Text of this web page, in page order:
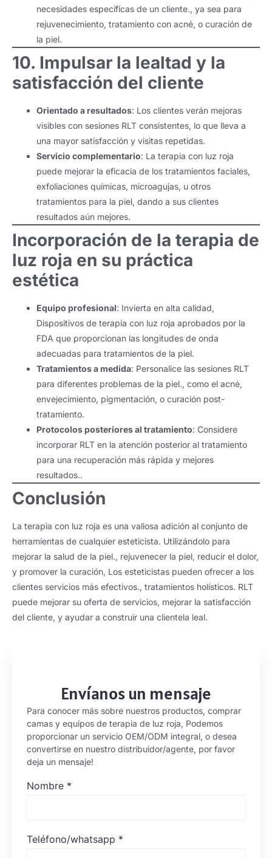
necesidades específicas de un cliente., ya sea para
rejuvenecimiento, tratamiento con acné, o curación de
la piel.
10. Impulsar la lealtad y la
satisfacción del cliente
Orientado a resultados: Los clientes verán mejoras
visibles con sesiones RLT consistentes, lo que lleva a
una mayor satisfacción y visitas repetidas.
Servicio complementario: La terapia con luz roja
puede mejorar la eficacia de los tratamientos faciales,
exfoliaciones químicas, microagujas, u otros
tratamientos para la piel, dando a sus clientes
resultados aún mejores.
Incorporación de la terapia de
luz roja en su práctica
estética
Equipo profesional: Invierta en alta calidad,
Dispositivos de terapia con luz roja aprobados por la
FDA que proporcionan las longitudes de onda
adecuadas para tratamientos de la piel.
Tratamientos a medida: Personalice las sesiones RLT
para diferentes problemas de la piel., como el acné,
envejecimiento, pigmentación, o curación post-
tratamiento.
Protocolos posteriores al tratamiento: Considere
incorporar RLT en la atención posterior al tratamiento
para una recuperación más rápida y mejores
resultados..
Conclusión
La terapia con luz roja es una valiosa adición al conjunto de
herramientas de cualquier esteticista. Utilizándolo para
mejorar la salud de la piel., rejuvenecer la piel, reducir el dolor,
y promover la curación, Los esteticistas pueden ofrecer a los
clientes servicios más efectivos., tratamientos holísticos. RLT
puede mejorar su oferta de servicios, mejorar la satisfacción
del cliente, y ayudar a construir una clientela leal.
Envíanos un mensaje
Para conocer más sobre nuestros productos, comprar
camas y equipos de terapia de luz roja, Podemos
proporcionar un servicio OEM/ODM integral, o desea
convertirse en nuestro distribuidor/agente, por favor
deja un mensaje!
Nombre *
Teléfono/whatsapp *